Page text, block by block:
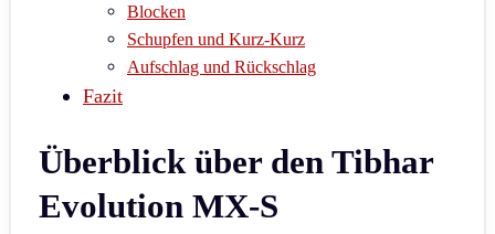
Blocken
Schupfen und Kurz-Kurz
Aufschlag und Rückschlag
Fazit
Überblick über den Tibhar
Evolution MX-S